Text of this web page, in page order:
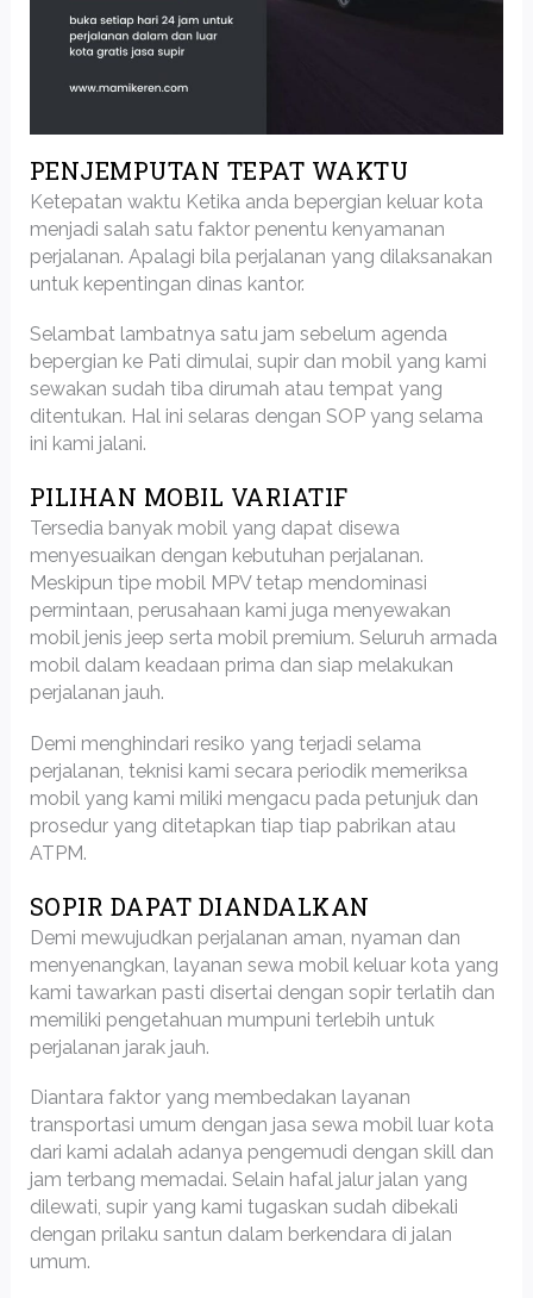
PENJEMPUTAN TEPAT WAKTU
Ketepatan waktu Ketika anda bepergian keluar kota
menjadi salah satu faktor penentu kenyamanan
perjalanan. Apalagi bila perjalanan yang dilaksanakan
untuk kepentingan dinas kantor.
Selambat lambatnya satu jam sebelum agenda
bepergian ke Pati dimulai, supir dan mobil yang kami
sewakan sudah tiba dirumah atau tempat yang
ditentukan. Hal ini selaras dengan SOP yang selama
ini kami jalani.
PILIHAN MOBIL VARIATIF
Tersedia banyak mobil yang dapat disewa
menyesuaikan dengan kebutuhan perjalanan.
Meskipun tipe mobil MPV tetap mendominasi
permintaan, perusahaan kami juga menyewakan
mobil jenis jeep serta mobil premium. Seluruh armada
mobil dalam keadaan prima dan siap melakukan
perjalanan jauh.
Demi menghindari resiko yang terjadi selama
perjalanan, teknisi kami secara periodik memeriksa
mobil yang kami miliki mengacu pada petunjuk dan
prosedur yang ditetapkan tiap tiap pabrikan atau
ATPM.
SOPIR DAPAT DIANDALKAN
Demi mewujudkan perjalanan aman, nyaman dan
menyenangkan, layanan sewa mobil keluar kota yang
kami tawarkan pasti disertai dengan sopir terlatih dan
memiliki pengetahuan mumpuni terlebih untuk
perjalanan jarak jauh.
Diantara faktor yang membedakan layanan
transportasi umum dengan jasa sewa mobil luar kota
dari kami adalah adanya pengemudi dengan skill dan
jam terbang memadai. Selain hafal jalur jalan yang
dilewati, supir yang kami tugaskan sudah dibekali
dengan prilaku santun dalam berkendara di jalan
umum.